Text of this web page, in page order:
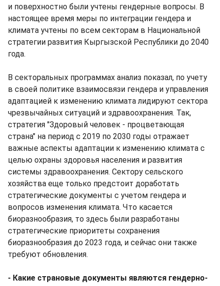
и поверхностно были учтены гендерные вопросы. В
настоящее время меры по интеграции гендера и
климата учтены по всем секторам в Национальной
стратегии развития Кыргызской Республики до 2040
года.
В секторальных программах анализ показал, по учету
в своей политике взаимосвязи гендера и управления
адаптацией к изменению климата лидируют сектора
чрезвычайных ситуаций и здравоохранения. Так,
стратегия "Здоровый человек - процветающая
страна" на период с 2019 по 2030 годы отражает
важные аспекты адаптации к изменению климата с
целью охраны здоровья населения и развития
системы здравоохранения. Сектору сельского
хозяйства еще только предстоит доработать
стратегические документы с учетом гендера и
вопросов изменения климата. Что касается
биоразнообразия, то здесь были разработаны
стратегические приоритеты сохранения
биоразнообразия до 2023 года, и сейчас они также
требуют обновления.
- Какие страновые документы являются гендерно-